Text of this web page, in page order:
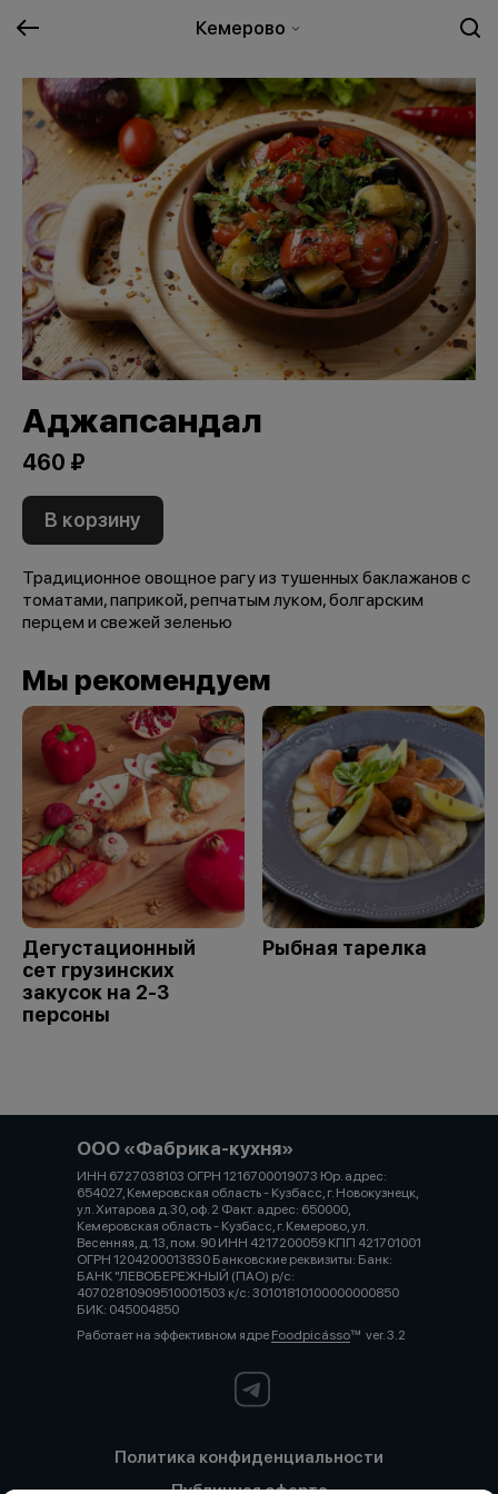
Кемерово
Аджапсандал
460 ₽
В корзину
Традиционное овощное рагу из тушенных баклажанов с
томатами, паприкой, репчатым луком, болгарским
перцем и свежей зеленью
Мы рекомендуем
Дегустационный
сет грузинских
закусок на 2-3
персоны
Рыбная тарелка
ООО «Фабрика-кухня»
ИНН 6727038103 ОГРН 1216700019073 Юр. адрес:
654027, Кемеровская область - Кузбасс, г. Новокузнецк,
ул. Хитарова д.30, оф. 2 Факт. адрес: 650000,
Кемеровская область - Кузбасс, г. Кемерово, ул.
Весенняя, д. 13, пом. 90 ИНН 4217200059 КПП 421701001
ОГРН 1204200013830 Банковские реквизиты: Банк:
БАНК "ЛЕВОБЕРЕЖНЫЙ (ПАО) р/с:
40702810909510001503 к/с: 30101810100000000850
БИК: 045004850
Работает на эффективном ядре Foodpicássover. 3.2
Политика конфиденциальности